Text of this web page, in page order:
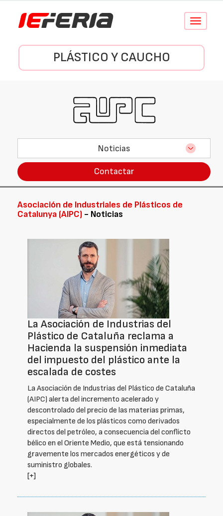
Conmutar
PLÁSTICO Y CAUCHO
Noticias
Contactar
Asociación de Industriales de Plásticos de
Catalunya (AIPC) - Noticias
La Asociación de Industrias del
Plástico de Cataluña reclama a
Hacienda la suspensión inmediata
del impuesto del plástico ante la
escalada de costes
La Asociación de Industrias del Plástico de Cataluña
(AIPC) alerta del incremento acelerado y
descontrolado del precio de las materias primas,
especialmente de los plásticos como derivados
directos del petróleo, a consecuencia del conflicto
bélico en el Oriente Medio, que está tensionando
gravemente los mercados energéticos y de
suministro globales.
[+]